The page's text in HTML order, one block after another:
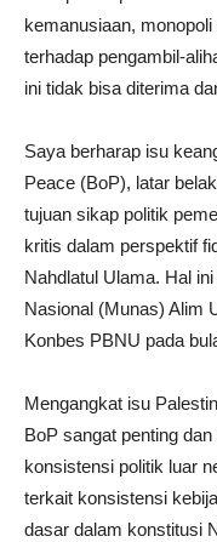
kemanusiaan,
terhadap pengambil-
ini tidak bisa diterima
Saya berharap isu
Peace (BoP), latar
tujuan sikap politik
kritis dalam perspektif
Nahdlatul Ulama. Hal
Nasional (Munas) Alim
Konbes PBNU pada
Mengangkat isu
BoP sangat penting
konsistensi politik luar
terkait konsistensi
dasar dalam konstitusi